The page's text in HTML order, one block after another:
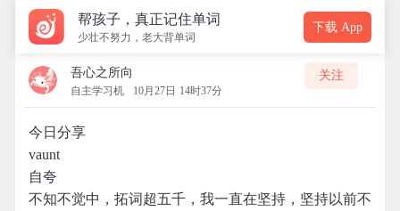
帮孩子，真正记住单词
少壮不努力，老大背单词
下载 App
吾心之所向
自主学习机 10月27日 14时37分
关注
今日分享
vaunt
自夸
不知不觉中，拓词超五千，我一直在坚持，坚持以前不